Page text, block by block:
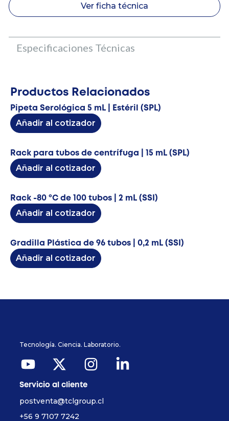
Ver ficha técnica
Especificaciones Técnicas
Productos Relacionados
Pipeta Serológica 5 mL | Estéril (SPL)
Añadir al cotizador
Rack para tubos de centrífuga | 15 mL (SPL)
Añadir al cotizador
Rack -80 ºC de 100 tubos | 2 mL (SSI)
Añadir al cotizador
Gradilla Plástica de 96 tubos | 0,2 mL (SSI)
Añadir al cotizador
Tecnología. Ciencia. Laboratorio.
Servicio al cliente
postventa@tclgroup.cl
+56 9 7107 7242